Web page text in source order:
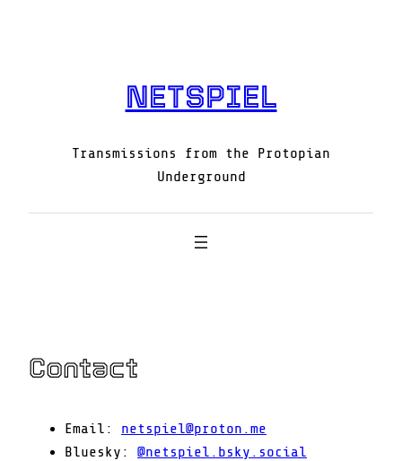
NETSPIEL
Transmissions from the Protopian
Underground
Contact
Email: netspiel@proton.me
Bluesky: @netspiel.bsky.social